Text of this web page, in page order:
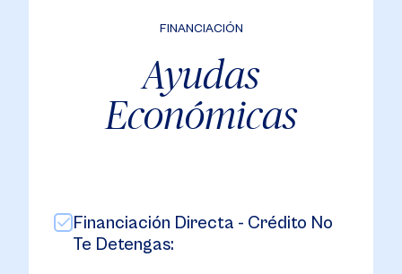
FINANCIACIÓN
Ayudas
Económicas
Financiación Directa - Crédito No
Te Detengas: